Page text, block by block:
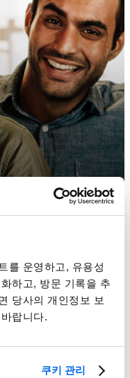
를 운영하고, 유용성
하고, 방문 기록을 추
당사의 개인정보 보
랍니다.
쿠키 관리